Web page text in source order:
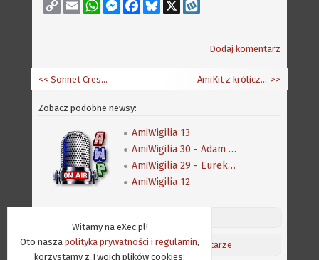
Witamy na eXec.pl!
Oto nasza polityka prywatności i regulamin,
korzystamy z Twoich plików cookies:
Copy
Link
Email WhatsAppMessenger
FacebookBluesky
Dodaj komentarz
AmiKit z króliczą norą >>
<< Sonnet Crescendo 7200 w Mediatorze 3000Di
Zobacz podobne newsy:
AmiWigilia 13
AmiWigilia 30 - Adam Mierzwa
AmiWigilia 29 - Eureka Soft & Hardware
AmiWigilia 12
Aktualności/Ostatnie komentarze